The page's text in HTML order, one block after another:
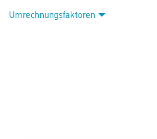
Umrechnungsfaktoren